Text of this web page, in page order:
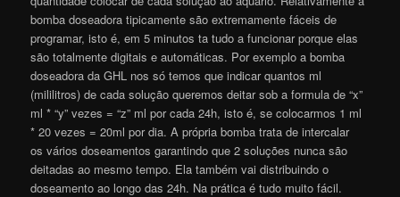
bomba doseadora tipicamente são extremamente fáceis de
programar, isto é, em 5 minutos ta tudo a funcionar porque elas
são totalmente digitais e automáticas. Por exemplo a bomba
doseadora da GHL nos só temos que indicar quantos ml
(mililitros) de cada solução queremos deitar sob a formula de “x”
ml * “y” vezes = “z” ml por cada 24h, isto é, se colocarmos 1 ml
* 20 vezes = 20ml por dia. A própria bomba trata de intercalar
os vários doseamentos garantindo que 2 soluções nunca são
deitadas ao mesmo tempo. Ela também vai distribuindo o
doseamento ao longo das 24h. Na prática é tudo muito fácil.